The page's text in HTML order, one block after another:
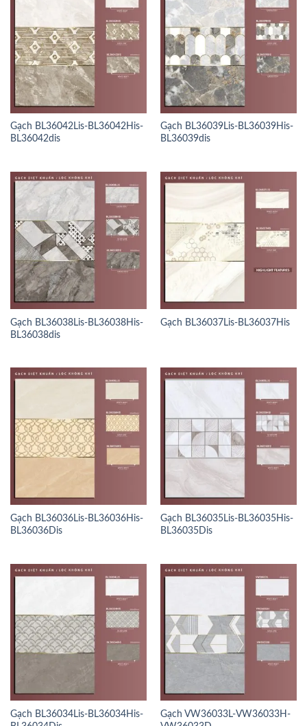
Gạch BL36042Lis-BL36042His-
BL36042dis
Gạch BL36039Lis-BL36039His-
BL36039dis
Gạch BL36038Lis-BL36038His-
BL36038dis
Gạch BL36037Lis-BL36037His
Gạch BL36036Lis-BL36036His-
BL36036Dis
Gạch BL36035Lis-BL36035His-
BL36035Dis
Gạch BL36034Lis-BL36034His-
Gạch VW36033L-VW36033H-